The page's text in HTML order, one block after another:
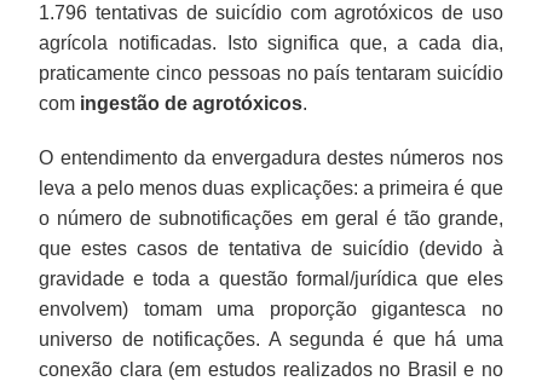
1.796 tentativas de suicídio com agrotóxicos de uso
agrícola notificadas. Isto significa que, a cada dia,
praticamente cinco pessoas no país tentaram suicídio
com ingestão de agrotóxicos.
O entendimento da envergadura destes números nos
leva a pelo menos duas explicações: a primeira é que
o número de subnotificações em geral é tão grande,
que estes casos de tentativa de suicídio (devido à
gravidade e toda a questão formal/jurídica que eles
envolvem) tomam uma proporção gigantesca no
universo de notificações. A segunda é que há uma
conexão clara (em estudos realizados no Brasil e no